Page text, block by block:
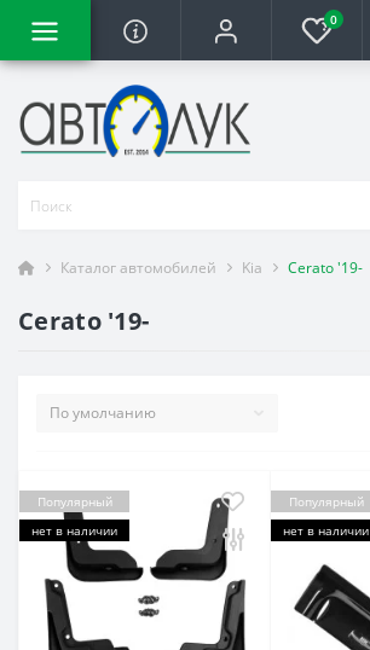
0
Каталог автомобилей Kia Cerato '19-
Cerato '19-
Популярный
нет в наличии
Популярный
нет в наличии